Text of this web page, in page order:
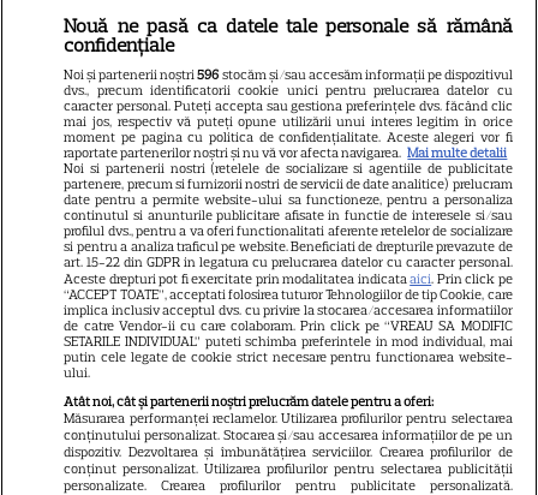
Libertatea
Libertatea pentru femei
GSP
Știri mondene
Avantaje
Elle
Unica
Retete practice
URMĂREȘTE-NE PE
Copyright2026 Ringier Romania – Toate Drepturile rezervate
Nouă ne pasă ca datele tale personale să rămână
confidențiale
Noi și partenerii noștri596 stocăm și/sau accesăm informații pe dispozitivul
dvs., precum identificatorii cookie unici pentru prelucrarea datelor cu
caracter personal. Puteți accepta sau gestiona preferințele dvs. făcând clic
mai jos, respectiv vă puteți opune utilizării unui interes legitim în orice
moment pe pagina cu politica de confidențialitate. Aceste alegeri vor fi
raportate partenerilor noștri și nu vă vor afecta navigarea. Mai multe detalii
Noi si partenerii nostri (retelele de socializare si agentiile de publicitate
partenere, precum si furnizorii nostri de servicii de date analitice) prelucram
date pentru a permite website-ului sa functioneze, pentru a personaliza
continutul si anunturile publicitare afisate in functie de interesele si/sau
profilul dvs., pentru a va oferi functionalitati aferente retelelor de socializare
si pentru a analiza traficul pe website. Beneficiati de drepturile prevazute de
art. 15-22 din GDPR in legatura cu prelucrarea datelor cu caracter personal.
Aceste drepturi pot fi exercitate prin modalitatea indicataaici. Prin click pe
“ACCEPT TOATE”, acceptati folosirea tuturor Tehnologiilor de tip Cookie, care
implica inclusiv acceptul dvs. cu privire la stocarea/accesarea informatiilor
de catre Vendor-ii cu care colaboram. Prin click pe “VREAU SA MODIFIC
SETARILE INDIVIDUAL” puteti schimba preferintele in mod individual, mai
putin cele legate de cookie strict necesare pentru functionarea website-
ului.
Atât noi, cât și partenerii noștri prelucrăm datele pentru a oferi:
Măsurarea performanței reclamelor. Utilizarea profilurilor pentru selectarea
conținutului personalizat. Stocarea și/sau accesarea informațiilor de pe un
dispozitiv. Dezvoltarea și îmbunătățirea serviciilor. Crearea profilurilor de
conținut personalizat. Utilizarea profilurilor pentru selectarea publicității
personalizate. Crearea profilurilor pentru publicitate personalizată.